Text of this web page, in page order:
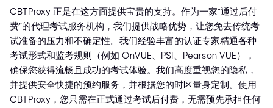
CBTProxy 正是在这方面提供宝贵的支持。作为一家“通过后付
费”的代理考试服务机构，我们提供战略优势，让您免去传统考
试准备的压力和不确定性。我们经验丰富的认证专家精通各种
考试形式和监考规则（例如 OnVUE、PSI、Pearson VUE），
确保您获得流畅且成功的考试体验。我们高度重视您的隐私，
并提供安全快捷的预约服务，并根据您的时区量身定制。使用
CBTProxy，您只需在正式通过考试后付费，无需预先承担任何